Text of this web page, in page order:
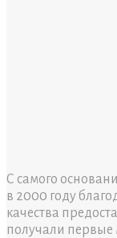
С самого
в 2000 году
качества
получали первые